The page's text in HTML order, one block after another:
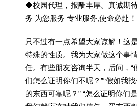
◆校园代理，报酬丰厚。真诚期
务 为您服务 专业服务,使命必赴！
只不过有一点希望大家谅解！这
特殊的性质。我为大家做这个事
任。有些朋友咨询半天，后问，
们怎么证明你们不呢？”“假如我
的东西可靠呢？” “怎么证明你们